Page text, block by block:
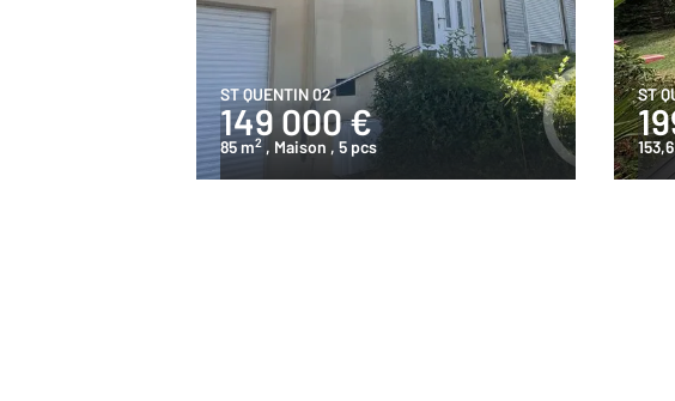
ST QUENTIN 02
149 000 €
85 m2 , Maison , 5 pcs
ST